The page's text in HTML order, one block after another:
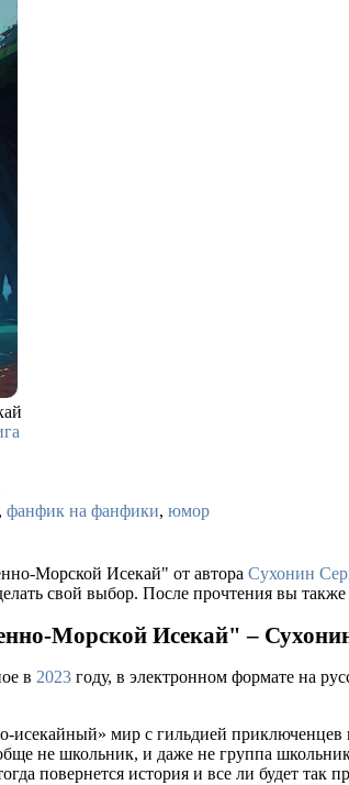
, фанфик на фанфики, юмор
Морской Исекай" от автора Сухонин
свой выбор. После прочтения вы
Морской Исекай" –
в 2023 году, в электронном формате на
мир с гильдией
не школьник, и даже не группа
повернется история и все ли будет так